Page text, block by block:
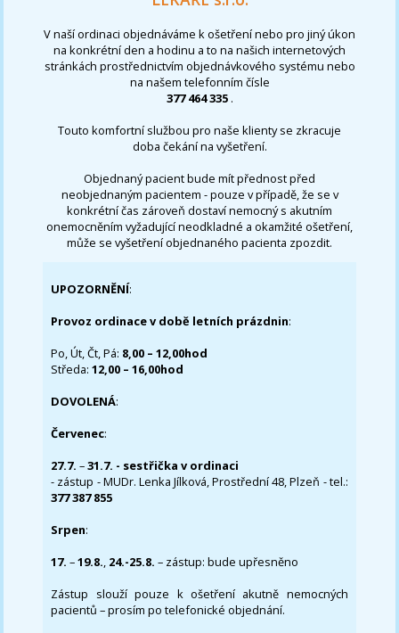
V naší ordinaci objednáváme k ošetření nebo pro jiný úkon
na konkrétní den a hodinu a to na našich internetových
stránkách prostřednictvím objednávkového systému nebo
na našem telefonním čísle
377 464 335 .
Touto komfortní službou pro naše klienty se zkracuje
doba čekání na vyšetření.
Objednaný pacient bude mít přednost před
neobjednaným pacientem - pouze v případě, že se v
konkrétní čas zároveň dostaví nemocný s akutním
onemocněním vyžadující neodkladné a okamžité ošetření,
může se vyšetření objednaného pacienta zpozdit.
UPOZORNĚNÍ:
Provoz ordinace v době letních prázdnin:
Po, Út, Čt, Pá: 8,00 – 12,00hod
Středa:12,00 – 16,00hod
DOVOLENÁ:
Červenec:
27.7.–31.7. - sestřička v ordinaci
- zástup - MUDr. Lenka Jílková, Prostřední 48, Plzeň - tel.:
377 387 855
Srpen:
17. –19.8., 24.-25.8. – zástup: bude upřesněno
Zástup slouží pouze k ošetření akutně nemocných
pacientů – prosím po telefonické objednání.